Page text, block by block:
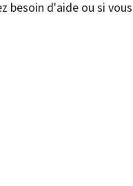
besoin d'aide ou si